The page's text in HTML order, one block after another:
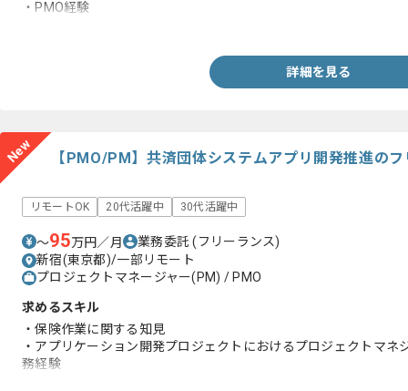
・PMO経験
詳細を見る
New 【PMO/PM】共済団体システムアプリ開発推進の
リモートOK 20代活躍中 30代活躍中
〜95万円／月 業務委託(フリーランス)
新宿(東京都)/一部リモート
プロジェクトマネージャー(PM) / PMO
求めるスキル
・保険作業に関する知見
・アプリケーション開発プロジェクトにおけるプロジェクトマ
務経験